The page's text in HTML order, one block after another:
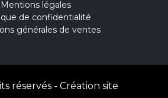
Mentions légales
de confidentialité
générales de ventes
réservés - Création site